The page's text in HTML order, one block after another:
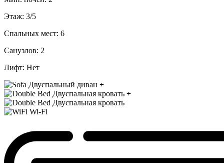
Этаж: 3/5
Спальных мест: 6
Санузлов: 2
Лифт: Нет
Двуспальный диван +
Двуспальная кровать +
Двуспальная кровать
Wi-Fi